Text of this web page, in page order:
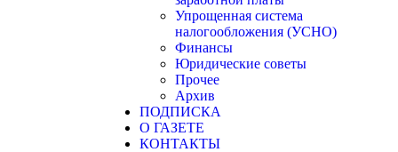
Упрощенная система
налогообложения (УСНО)
Финансы
Юридические советы
Прочее
Архив
ПОДПИСКА
О ГАЗЕТЕ
КОНТАКТЫ